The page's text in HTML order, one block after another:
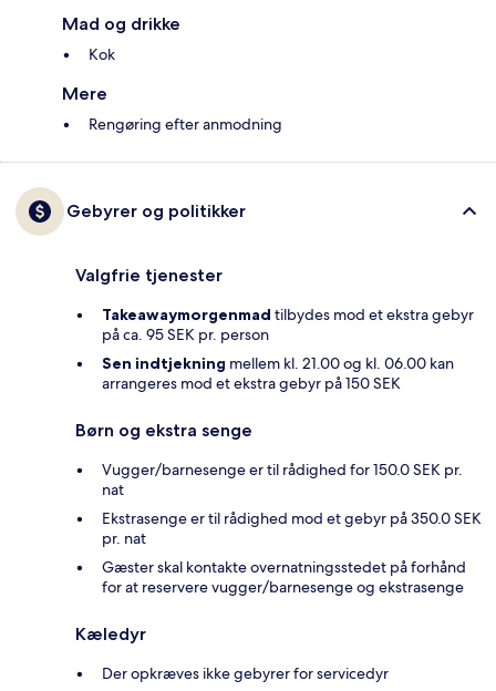
Mad og drikke
Kok
Mere
Rengøring efter anmodning
Gebyrer og politikker
Valgfrie tjenester
Takeawaymorgenmad tilbydes mod et ekstra gebyr
på ca. 95 SEK pr. person
Sen indtjekning mellem kl. 21.00 og kl. 06.00 kan
arrangeres mod et ekstra gebyr på 150 SEK
Børn og ekstra senge
Vugger/barnesenge er til rådighed for 150.0 SEK pr.
nat
Ekstrasenge er til rådighed mod et gebyr på 350.0 SEK
pr. nat
Gæster skal kontakte overnatningsstedet på forhånd
for at reservere vugger/barnesenge og ekstrasenge
Kæledyr
Der opkræves ikke gebyrer for servicedyr